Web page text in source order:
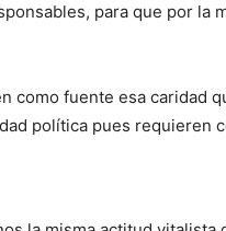
para que por
como fuente esa caridad
política pues requieren